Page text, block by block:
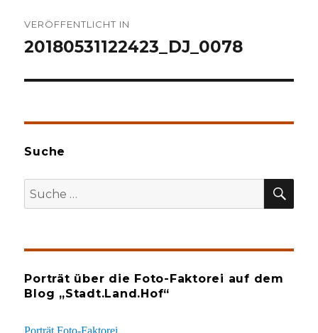
VERÖFFENTLICHT IN
20180531122423_DJ_0078
Suche
Suche
nach:
Porträt über die Foto-Faktorei auf dem
Blog „Stadt.Land.Hof“
Porträt Foto-Faktorei